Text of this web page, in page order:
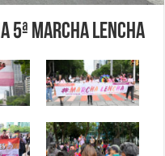
5ª Marcha Lencha